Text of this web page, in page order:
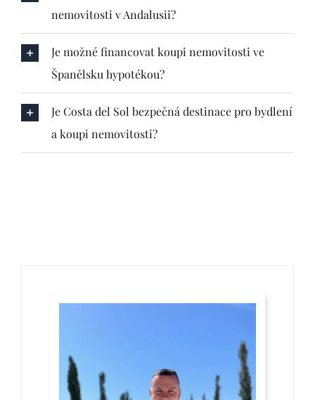
nemovitosti v Andalusii?
Je možné financovat koupi nemovitosti ve
Španělsku hypotékou?
Je Costa del Sol bezpečná destinace pro bydlení
a koupi nemovitosti?